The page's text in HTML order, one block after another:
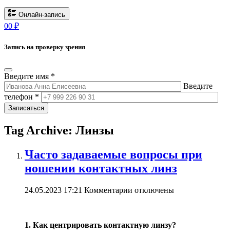
Онлайн-запись
00 ₽
Запись на проверку зрения
Введите имя *
Введите
телефон *
Записаться
Tag Archive: Линзы
Часто задаваемые вопросы при
ношении контактных линз
24.05.2023 17:21 Комментарии к
вопросы
отключены
1. Как центрировать контактную линзу?